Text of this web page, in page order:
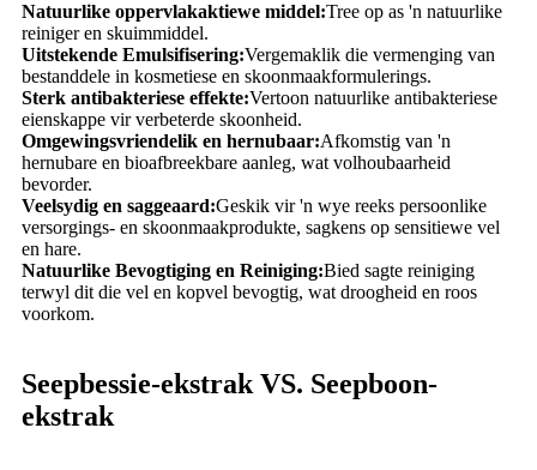
Natuurlike oppervlakaktiewe middel:Tree op as 'n natuurlike
reiniger en skuimmiddel.
Uitstekende Emulsifisering:Vergemaklik die vermenging van
bestanddele in kosmetiese en skoonmaakformulerings.
Sterk antibakteriese effekte:Vertoon natuurlike antibakteriese
eienskappe vir verbeterde skoonheid.
Omgewingsvriendelik en hernubaar:Afkomstig van 'n
hernubare en bioafbreekbare aanleg, wat volhoubaarheid
bevorder.
Veelsydig en saggeaard:Geskik vir 'n wye reeks persoonlike
versorgings- en skoonmaakprodukte, sagkens op sensitiewe vel
en hare.
Natuurlike Bevogtiging en Reiniging:Bied sagte reiniging
terwyl dit die vel en kopvel bevogtig, wat droogheid en roos
voorkom.
Seepbessie-ekstrak VS. Seepboon-
ekstrak